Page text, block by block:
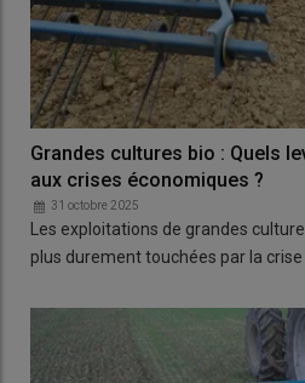
Grandes cultures bio : Quels
aux crises économiques ?
31 octobre 2025
Les exploitations de grandes
plus durement touchées par la